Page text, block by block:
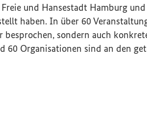
und Hansestadt Hamburg
haben. In über 60
besprochen, sondern auch
60 Organisationen sind an den